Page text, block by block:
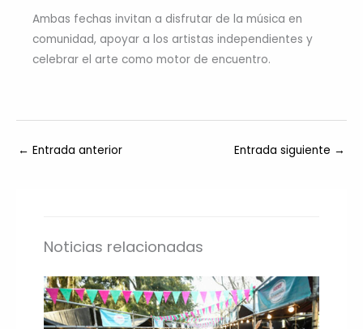
Ambas fechas invitan a disfrutar de la música en
comunidad, apoyar a los artistas independientes y
celebrar el arte como motor de encuentro.
← Entrada anterior Entrada siguiente →
Noticias relacionadas